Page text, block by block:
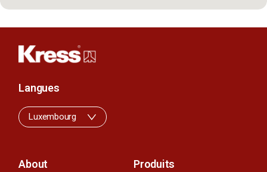
About Produits
Langues
Luxembourg